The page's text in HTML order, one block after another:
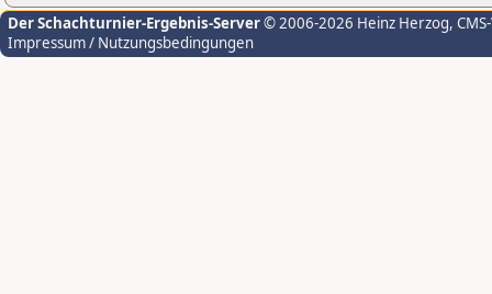
Der Schachturnier-Ergebnis-Server© 2006-2026 Heinz Herzog,
Impressum / Nutzungsbedingungen